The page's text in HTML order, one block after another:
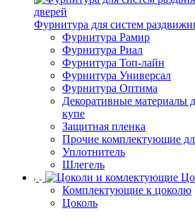
Фурнитура для систем
Фурнитура Рамир
Фурнитура Риал
Фурнитура Топ-лайн
Фурнитура Универсал
Фурнитура Оптима
Декоративные материалы
купе
Защитная пленка
Прочие комплектующие
Уплотнитель
Шлегель
Комплектующие к цоколю
Цоколь